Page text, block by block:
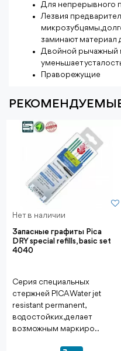
Для непрерывного
Лезвия
микрозубцямы,
заминают материал
Двойной рычажный
уменьшает
Праворежущие
Нет в наличии
Запасные графиты Pica
DRY special refills, basic set
4040
Серия специальных
стержней PICA Water jet
resistant permanent,
водостойких, делает
возможным маркиро..